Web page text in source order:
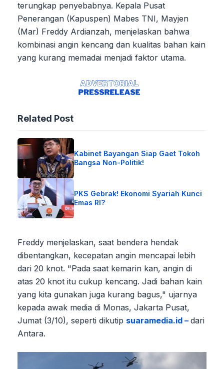
terungkap penyebabnya. Kepala Pusat
Penerangan (Kapuspen) Mabes TNI, Mayjen
(Mar) Freddy Ardianzah, menjelaskan bahwa
kombinasi angin kencang dan kualitas bahan kain
yang kurang memadai menjadi faktor utama.
Related Post
Kabinet Bayangan Siap Gaet Tokoh
Bangsa Non-Politik!
PKS Gebrak! Ekonomi Syariah Kunci
Emas RI?
Freddy menjelaskan, saat bendera hendak
dibentangkan, kecepatan angin mencapai lebih
dari 20 knot. "Pada saat kemarin kan, angin di
atas 20 knot itu cukup kencang. Jadi bahan kain
yang kita gunakan juga kurang bagus," ujarnya
kepada awak media di Monas, Jakarta Pusat,
Jumat (3/10), seperti dikutip suaramedia.id – dari
Antara.